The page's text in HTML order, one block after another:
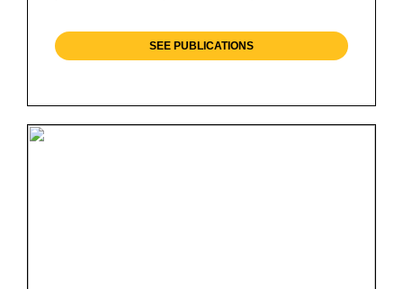
SEE PUBLICATIONS